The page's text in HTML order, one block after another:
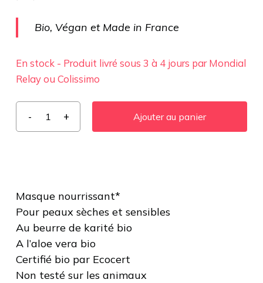
Bio, Végan et Made in France
En stock - Produit livré sous 3 à 4 jours par Mondial
Relay ou Colissimo
Ajouter au panier
Masque nourrissant*
Pour peaux sèches et sensibles
Au beurre de karité bio
A l’aloe vera bio
Certifié bio par Ecocert
Non testé sur les animaux